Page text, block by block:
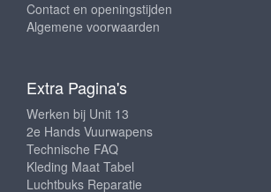
Contact en openingstijden
Algemene voorwaarden
Extra Pagina's
Werken bij Unit 13
2e Hands Vuurwapens
Technische FAQ
Kleding Maat Tabel
Luchtbuks Reparatie